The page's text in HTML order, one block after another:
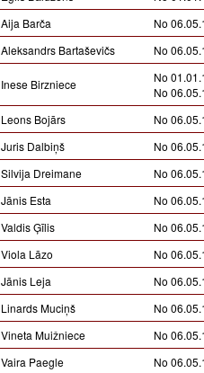
Aija Barča
No
Aleksandrs Bartaševičs
No
Inese Birzniece
No
No
Leons Bojārs
No
Juris Dalbiņš
No
Silvija Dreimane
No
Jānis Esta
No
Valdis Ģīlis
No
Viola Lāzo
No
Jānis Leja
No
Linards Muciņš
No
Vineta Muižniece
No
Vaira Paegle
No